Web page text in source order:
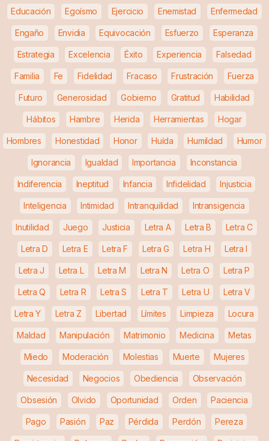
Educación Egoísmo Ejercicio Enemistad Enfermedad
Engaño Envidia Equivocación Esfuerzo Esperanza
Estrategia Excelencia Éxito Experiencia Falsedad
Familia Fe Fidelidad Fracaso Frustración Fuerza
Futuro Generosidad Gobierno Gratitud Habilidad
Hábitos Hambre Herida Herramientas Hogar
Hombres Honestidad Honor Huída Humildad Humor
Ignorancia Igualdad Importancia Inconstancia
Indiferencia Ineptitud Infancia Infidelidad Injusticia
Inteligencia Intimidad Intranquilidad Intransigencia
Inutilidad Juego Justicia Letra A Letra B Letra C
Letra D Letra E Letra F Letra G Letra H Letra I
Letra J Letra L Letra M Letra N Letra O Letra P
Letra Q Letra R Letra S Letra T Letra U Letra V
Letra Y Letra Z Libertad Límites Limpieza Locura
Maldad Manipulación Matrimonio Medicina Metas
Miedo Moderación Molestias Muerte Mujeres
Necesidad Negocios Obediencia Observación
Obsesión Olvido Oportunidad Orden Paciencia
Pago Pasión Paz Pérdida Perdón Pereza